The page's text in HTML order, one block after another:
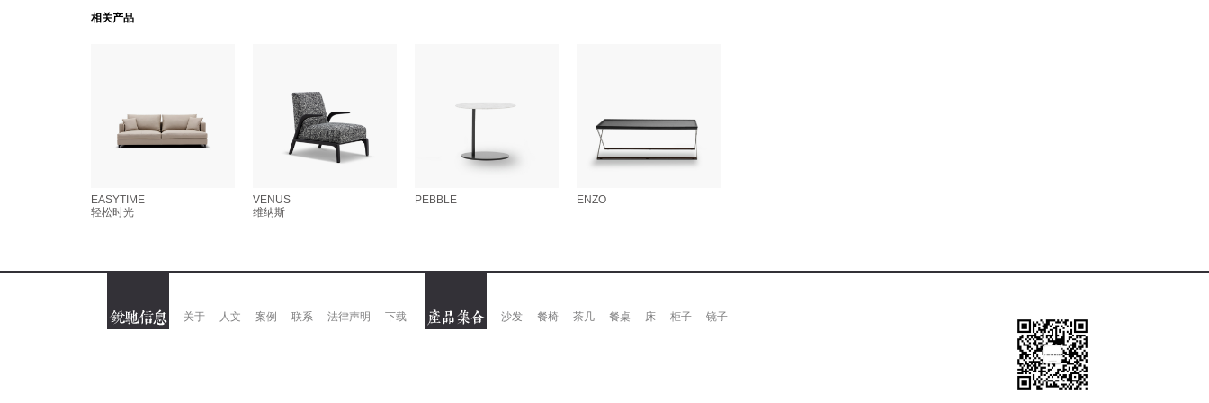
相关产品
EASYTIME
轻松时光
VENUS
维纳斯
PEBBLE ENZO
关于 人文 案例 联系 法律声明 下载 沙发 餐椅 茶几 餐桌 床 柜子 镜子